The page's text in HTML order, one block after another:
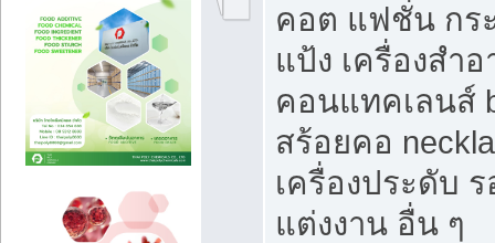
คอต แฟชั่น กระ
แป้ง เครื่องสำ
คอนแทคเลนส์
สร้อยคอ
เครื่องประดับ ร
แต่งงาน อื่น ๆ